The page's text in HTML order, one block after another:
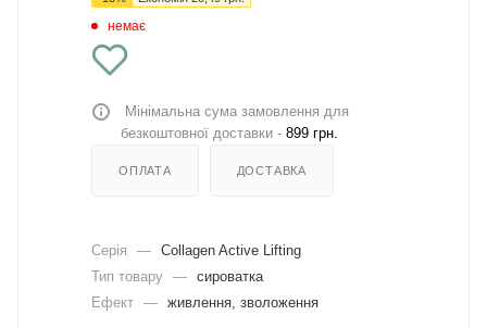
немає
Мінімальна сума замовлення для
безкоштовної доставки - 899 грн.
ОПЛАТА ДОСТАВКА
Серія — Collagen Active Lifting
Тип товару — сироватка
Ефект — живлення, зволоження